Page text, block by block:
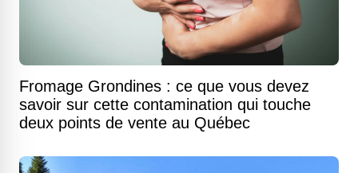
Fromage Grondines : ce que vous devez
savoir sur cette contamination qui touche
deux points de vente au Québec